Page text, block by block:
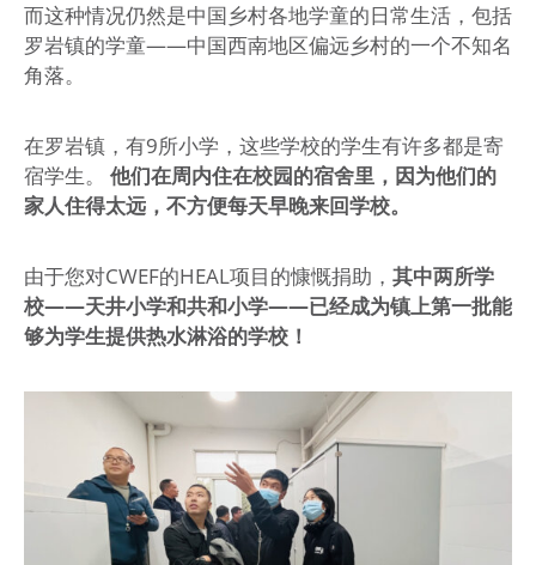
而这种情况仍然是中国乡村各地学童的日常生活，包括
罗岩镇的学童——中国西南地区偏远乡村的一个不知名
角落。
在罗岩镇，有9所小学，这些学校的学生有许多都是寄
宿学生。 他们在周内住在校园的宿舍里，因为他们的
家人住得太远，不方便每天早晚来回学校。
由于您对CWEF的HEAL项目的慷慨捐助， 其中两所学
校——天井小学和共和小学——已经成为镇上第一批能
够为学生提供热水淋浴的学校！